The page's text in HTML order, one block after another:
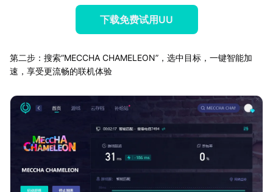
下载免费试用UU
第二步：搜索“MECCHA CHAMELEON”，选中目标，一键智能加
速，享受更流畅的联机体验